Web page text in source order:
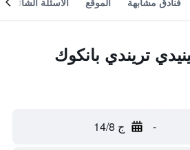
تريندي بانكوك
- ج 14/8